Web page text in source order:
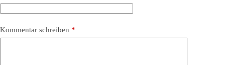
Kommentar schreiben *